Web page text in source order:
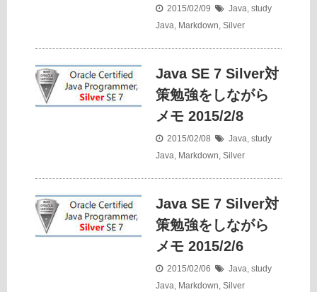
2015/02/09 Java, study
Java, Markdown, Silver
Java SE 7 Silver対
策勉強をしながら
メモ 2015/2/8
2015/02/08 Java, study
Java, Markdown, Silver
Java SE 7 Silver対
策勉強をしながら
メモ 2015/2/6
2015/02/06 Java, study
Java, Markdown, Silver